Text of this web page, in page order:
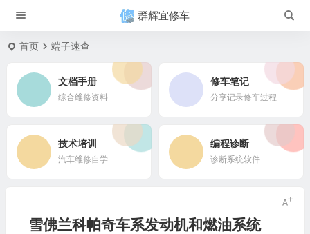
群辉宜修车
首页 端子速查
文档手册
综合维修资料
修车笔记
分享记录修车过程
技术培训
汽车维修自学
编程诊断
诊断系统软件
雪佛兰科帕奇车系发动机和燃油系统